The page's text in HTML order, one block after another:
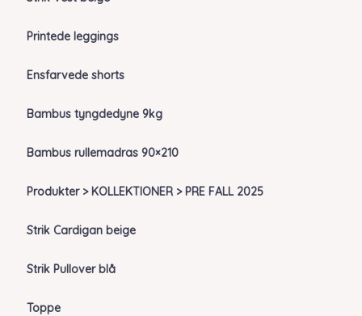
Printede leggings
Ensfarvede shorts
Bambus tyngdedyne 9kg
Bambus rullemadras 90×210
Produkter > KOLLEKTIONER > PRE FALL 2025
Strik Cardigan beige
Strik Pullover blå
Toppe